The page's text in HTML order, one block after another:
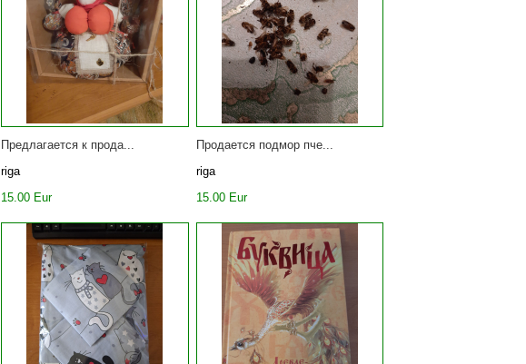
Предлагается к прода...
riga
15.00 Eur
Продается подмор пче...
riga
15.00 Eur